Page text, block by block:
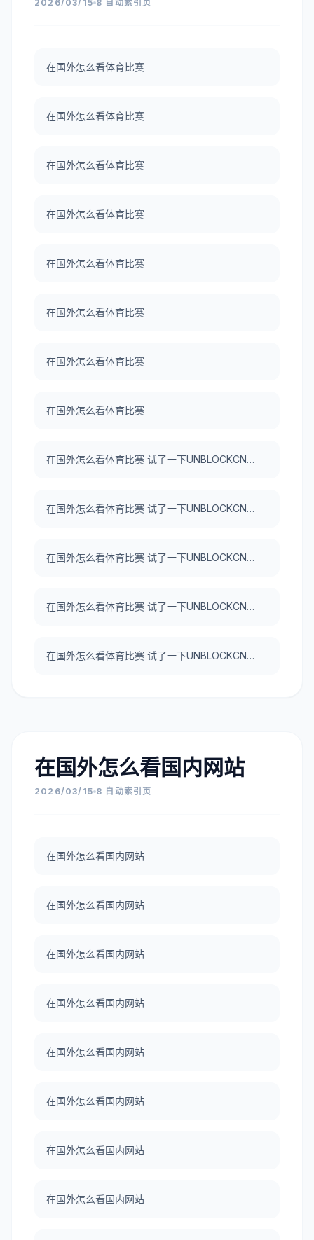
2026/03/15 8 自动索引页
在国外怎么看体育比赛
在国外怎么看体育比赛
在国外怎么看体育比赛
在国外怎么看体育比赛
在国外怎么看体育比赛
在国外怎么看体育比赛
在国外怎么看体育比赛
在国外怎么看体育比赛
在国外怎么看体育比赛 试了一下UNBLOCKCN，真好用。
在国外怎么看体育比赛 试了一下UNBLOCKCN，真好用。
在国外怎么看体育比赛 试了一下UNBLOCKCN，真好用。
在国外怎么看体育比赛 试了一下UNBLOCKCN，真好用。
在国外怎么看体育比赛 试了一下UNBLOCKCN，真好用。
在国外怎么看国内网站
2026/03/15 8 自动索引页
在国外怎么看国内网站
在国外怎么看国内网站
在国外怎么看国内网站
在国外怎么看国内网站
在国外怎么看国内网站
在国外怎么看国内网站
在国外怎么看国内网站
在国外怎么看国内网站